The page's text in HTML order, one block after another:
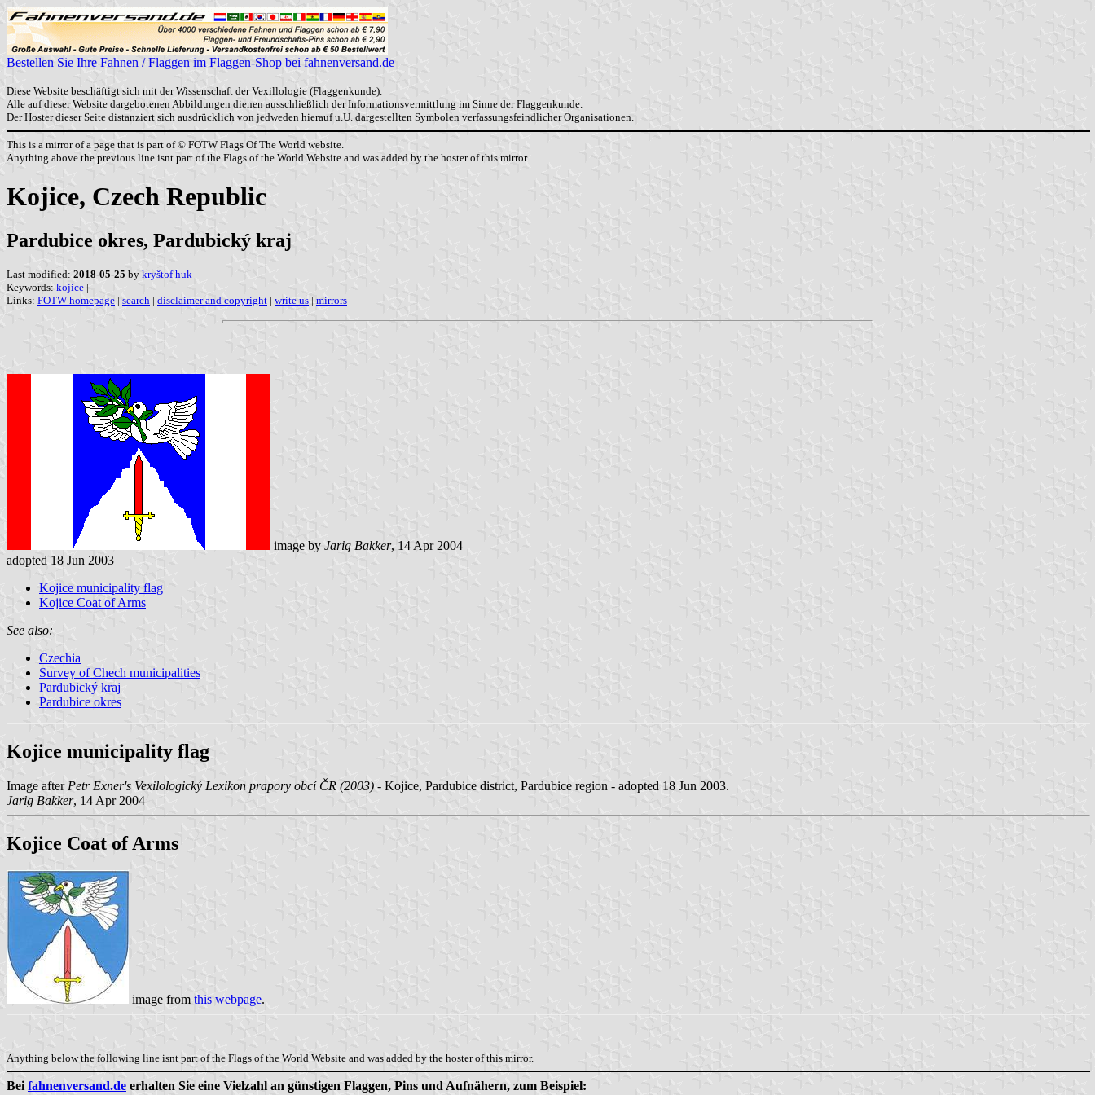
Bestellen Sie Ihre Fahnen / Flaggen im Flaggen-Shop bei fahnenversand.de
Diese Website beschäftigt sich mit der Wissenschaft der Vexillologie (Flaggenkunde).
Alle auf dieser Website dargebotenen Abbildungen dienen ausschließlich der Informationsvermittlung im Sinne der Flaggenkunde.
Der Hoster dieser Seite distanziert sich ausdrücklich von jedweden hierauf u.U. dargestellten Symbolen verfassungsfeindlicher Organisationen.
This is a mirror of a page that is part of © FOTW Flags Of The World website.
Anything above the previous line isnt part of the Flags of the World Website and was added by the hoster of this mirror.
Kojice, Czech Republic
Pardubice okres, Pardubický kraj
Last modified: 2018-05-25 by kryštof huk
Keywords: kojice |
Links: FOTW homepage | search | disclaimer and copyright | write us | mirrors
image by Jarig Bakker, 14 Apr 2004
adopted 18 Jun 2003
Kojice municipality flag
Kojice Coat of Arms
See also:
Czechia
Survey of Chech municipalities
Pardubický kraj
Pardubice okres
Kojice municipality flag
Image after Petr Exner's Vexilologický Lexikon prapory obcí ČR (2003) - Kojice, Pardubice district, Pardubice region - adopted 18 Jun 2003.
Jarig Bakker, 14 Apr 2004
Kojice Coat of Arms
image fromthis webpage.
Anything below the following line isnt part of the Flags of the World Website and was added by the hoster of this mirror.
Beifahnenversand.de erhalten Sie eine Vielzahl an günstigen Flaggen, Pins und Aufnähern, zum Beispiel: